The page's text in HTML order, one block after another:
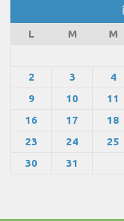
L
M M
2
3 4
9
10 11
16
17 18
23
24 25
30
31